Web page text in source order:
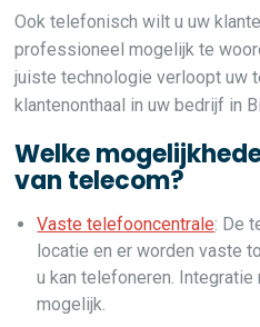
Ook telefonisch wilt u uw
professioneel mogelijk te
juiste technologie verloopt uw
klantenonthaal in uw bedrijf in
Welke
van telecom?
Vaste telefooncentrale: De
locatie en er worden vaste
u kan telefoneren.
mogelijk.